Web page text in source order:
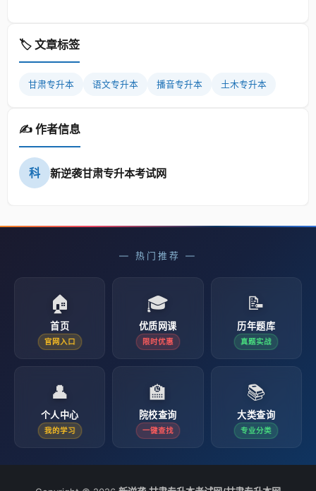
🏷️ 文章标签
甘肃专升本 语文专升本 播音专升本 土木专升本
✍️ 作者信息
科 新逆袭甘肃专升本考试网
— 热门推荐 —
🏠
首页
官网入口
🎓
优质网课
限时优惠
📝
历年题库
真题实战
👤
个人中心
我的学习
🏫
院校查询
一键查找
📚
大类查询
专业分类